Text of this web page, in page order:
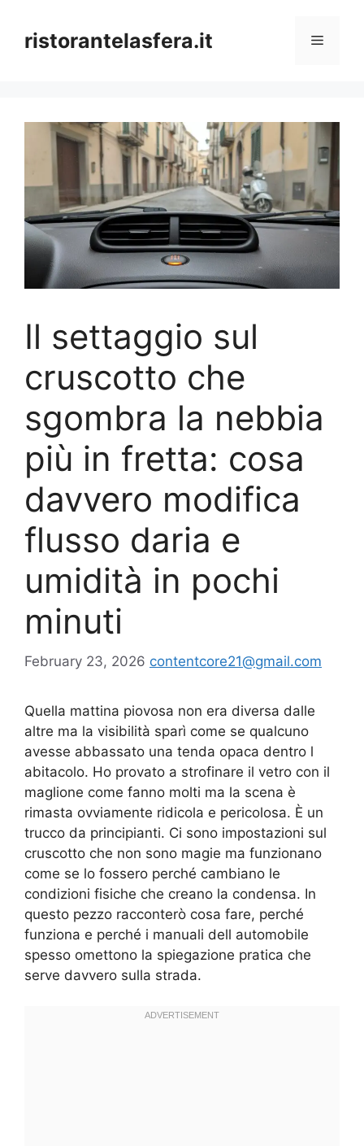
contentristorantelasfera.it Menu
Il settaggio sul
cruscotto che
sgombra la nebbia
più in fretta: cosa
davvero modifica
flusso daria e
umidità in pochi
minuti
February 23, 2026 contentcore21@gmail.com
Quella mattina piovosa non era diversa dalle
altre ma la visibilità sparì come se qualcuno
avesse abbassato una tenda opaca dentro l
abitacolo. Ho provato a strofinare il vetro con il
maglione come fanno molti ma la scena è
rimasta ovviamente ridicola e pericolosa. È un
trucco da principianti. Ci sono impostazioni sul
cruscotto che non sono magie ma funzionano
come se lo fossero perché cambiano le
condizioni fisiche che creano la condensa. In
questo pezzo racconterò cosa fare, perché
funziona e perché i manuali dell automobile
spesso omettono la spiegazione pratica che
serve davvero sulla strada.